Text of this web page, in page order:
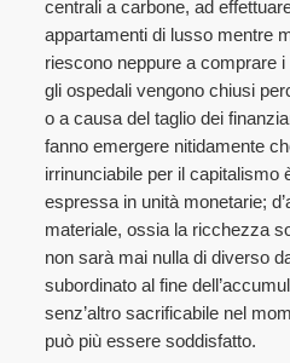
centrali a carbone, ad
appartamenti di lusso mentre
riescono neppure a comprare
gli ospedali vengono chiusi
o a causa del taglio dei
fanno emergere nitidamente
irrinunciabile per il capitalismo
espressa in unità monetarie;
materiale, ossia la ricchezza
non sarà mai nulla di diverso
subordinato al fine
senz’altro sacrificabile nel
può più essere soddisfatto.